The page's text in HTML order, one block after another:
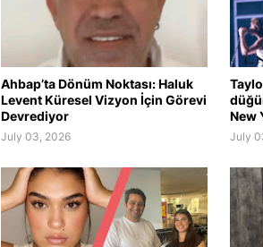
Ahbap’ta Dönüm Noktası: Haluk
Levent Küresel Vizyon İçin Görevi
Devrediyor
July 03, 2026
New
July